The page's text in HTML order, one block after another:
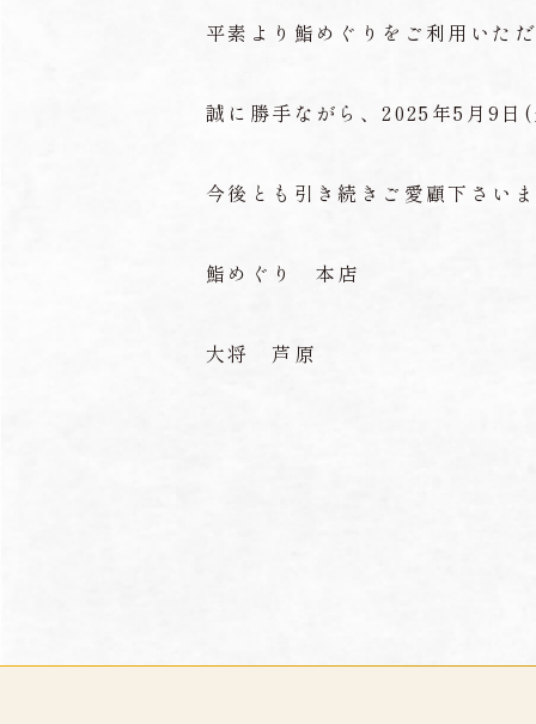
平素より鮨めぐりをご利用いた
誠に勝手ながら、2025年5月9
今後とも引き続きご愛顧下さい
鮨めぐり 本店
大将 芦原